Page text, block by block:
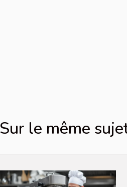
Sur le même